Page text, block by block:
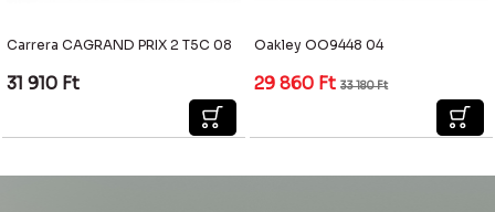
Carrera CAGRAND PRIX 2 T5C 08
31 910 Ft
Oakley OO9448 04
29 860 Ft 33 180Ft